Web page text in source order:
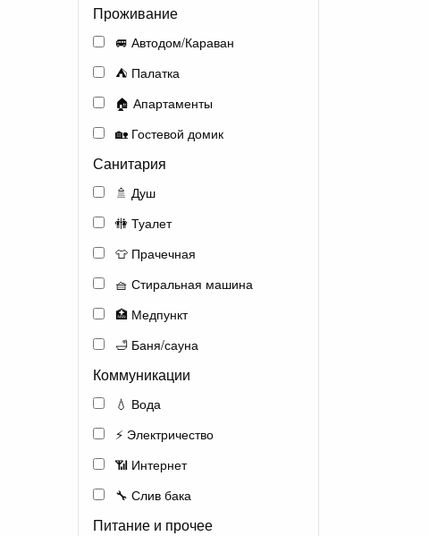
Проживание
🚐 Автодом/Караван
⛺ Палатка
🏠 Апартаменты
🏡 Гостевой домик
Санитария
🚿 Душ
🚻 Туалет
👕 Прачечная
🧺 Стиральная машина
🏥 Медпункт
🛁 Баня/сауна
Коммуникации
💧 Вода
⚡ Электричество
📶 Интернет
🔧 Слив бака
Питание и прочее